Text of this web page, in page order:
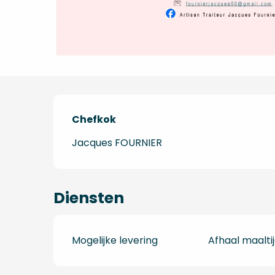
Chefkok
Chefkok
Jacques FOURNIER
Diensten
Mogelijke levering Afhaal